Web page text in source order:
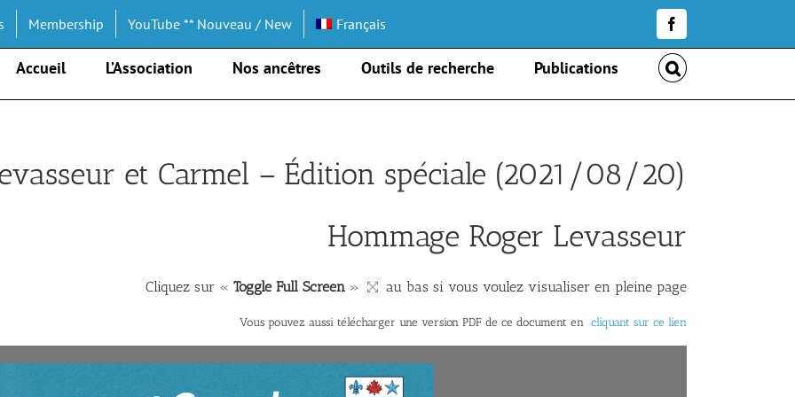
Membership YouTube ** Nouveau / New Français Facebook
Accueil L’Association Nos ancêtres Outils de recherche Publications
et Carmel – Édition spéciale (2021/08/20)
Hommage Roger Levasseur
Cliquez sur « Toggle Full Screen » au bas si vous voulez visualiser en pleine page
Vous pouvez aussi télécharger une version PDF de ce document en cliquant sur ce lien